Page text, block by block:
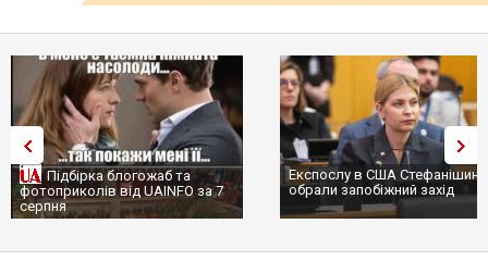
Підбірка блогожаб та
фотоприколів від UAINFO за 7
серпня
Експослу в США
обрали запобіжний захід